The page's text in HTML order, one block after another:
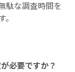
駄な調査時間を
必要ですか？